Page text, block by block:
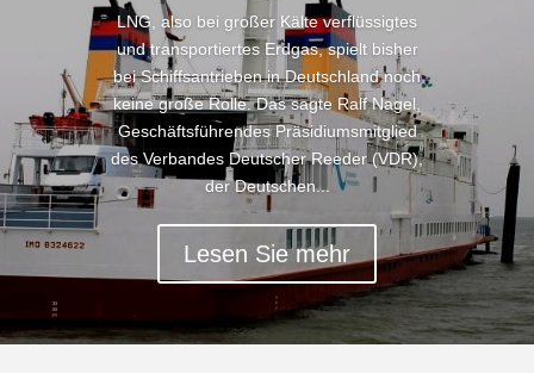
LNG, also bei großer Kälte verflüssigtes
und transportiertes Erdgas, spielt bisher
bei Schiffsantrieben in Deutschland noch
keine große Rolle. Das sagte Ralf Nagel,
Geschäftsführendes Präsidiumsmitglied
des Verbandes Deutscher Reeder (VDR),
der Deutschen...
Lesen Sie mehr